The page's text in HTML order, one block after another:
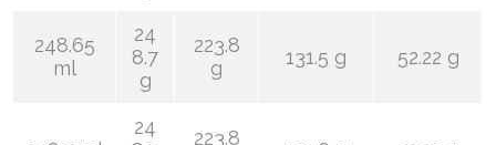
248.65
ml
24
8.7
g
223.8
g
131.5 g 52.22 g
24
223.8